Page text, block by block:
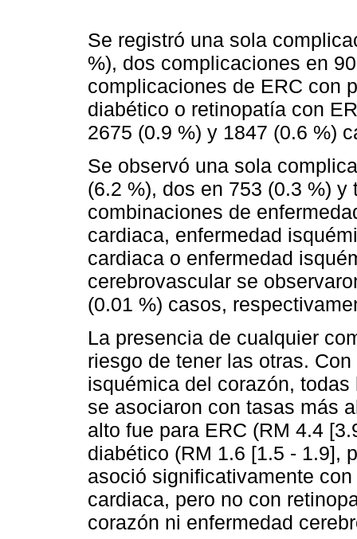
Se registró una sola
%), dos complicaciones en
complicaciones de ERC con
diabético o retinopatía con
2675 (0.9 %) y 1847 (0.6 %)
Se observó una sola
(6.2 %), dos en 753 (0.3 %)
combinaciones de
cardiaca, enfermedad
cardiaca o enfermedad
cerebrovascular se
(0.01 %) casos,
La presencia de cualquier
riesgo de tener las otras.
isquémica del corazón,
se asociaron con tasas más
alto fue para ERC (RM 4.4
diabético (RM 1.6 [1.5 - 1.9],
asoció significativamente
cardiaca, pero no con
corazón ni enfermedad